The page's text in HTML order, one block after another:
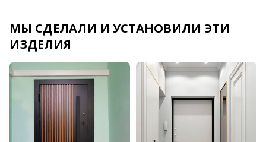
МЫ СДЕЛАЛИ И УСТАНОВИЛИ ЭТИ
ИЗДЕЛИЯ